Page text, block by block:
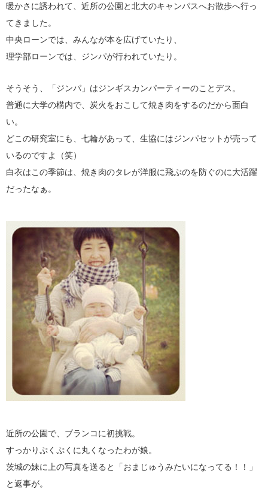
暖かさに誘われて、近所の公園と北大のキャンパスへお散歩へ行っ
てきました。
中央ローンでは、みんなが本を広げていたり、
理学部ローンでは、ジンパが行われていたり。
そうそう、「ジンパ」はジンギスカンパーティーのことデス。
普通に大学の構内で、炭火をおこして焼き肉をするのだから面白
い。
どこの研究室にも、七輪があって、生協にはジンパセットが売って
いるのですよ（笑）
白衣はこの季節は、焼き肉のタレが洋服に飛ぶのを防ぐのに大活躍
だったなぁ。
近所の公園で、ブランコに初挑戦。
すっかりぷくぷくに丸くなったわが娘。
茨城の妹に上の写真を送ると「おまじゅうみたいになってる！！」
と返事が。